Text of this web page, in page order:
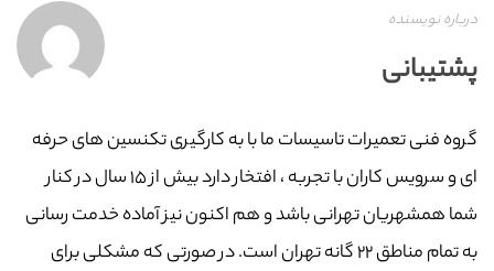
درباره نویسنده
پشتیبانی
گروه فنی تعمیرات تاسیسات ما با به‌ کارگیری تکنسین های حرفه
ای و سرویس کاران با تجربه ، افتخار دارد بیش از ۱۵ سال در کنار
شما همشهریان تهرانی باشد و هم اکنون نیز آماده خدمت رسانی
به تمام مناطق ۲۲ گانه تهران است. در صورتی که مشکلی برای